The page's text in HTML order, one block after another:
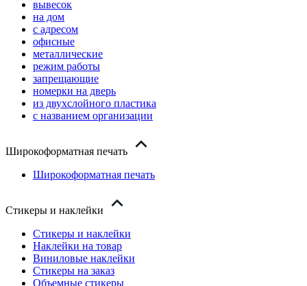
вывесок
на дом
с адресом
офисные
металлические
режим работы
запрещающие
номерки на дверь
из двухслойного пластика
с названием организации
Широкоформатная печать
Широкоформатная печать
Стикеры и наклейки
Стикеры и наклейки
Наклейки на товар
Виниловые наклейки
Стикеры на заказ
Объемные стикеры